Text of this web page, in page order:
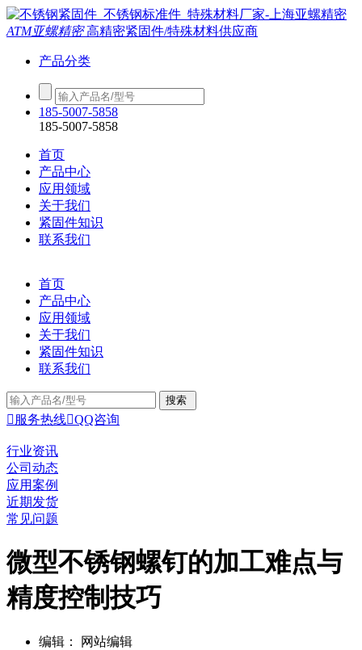
ATM亚螺精密高精密紧固件/特殊材料供应商
产品分类
185-5007-5858
185-5007-5858
首页
产品中心
应用领域
关于我们
紧固件知识
联系我们
首页
产品中心
应用领域
关于我们
紧固件知识
联系我们
 服务热线QQ咨询
行业资讯
公司动态
应用案例
近期发货
常见问题
微型不锈钢螺钉的加工难点与
精度控制技巧
编辑： 网站编辑